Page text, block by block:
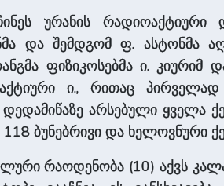
ურანის რადიოაქტიური
და შემდგომ ფ. ასტონმა
ფიზიკოსებმა ი.
ი., რითაც პირველად
არსებული ყველა
ბუნებრივი და ხელოვნური
რაოდენობა (10) აქვს